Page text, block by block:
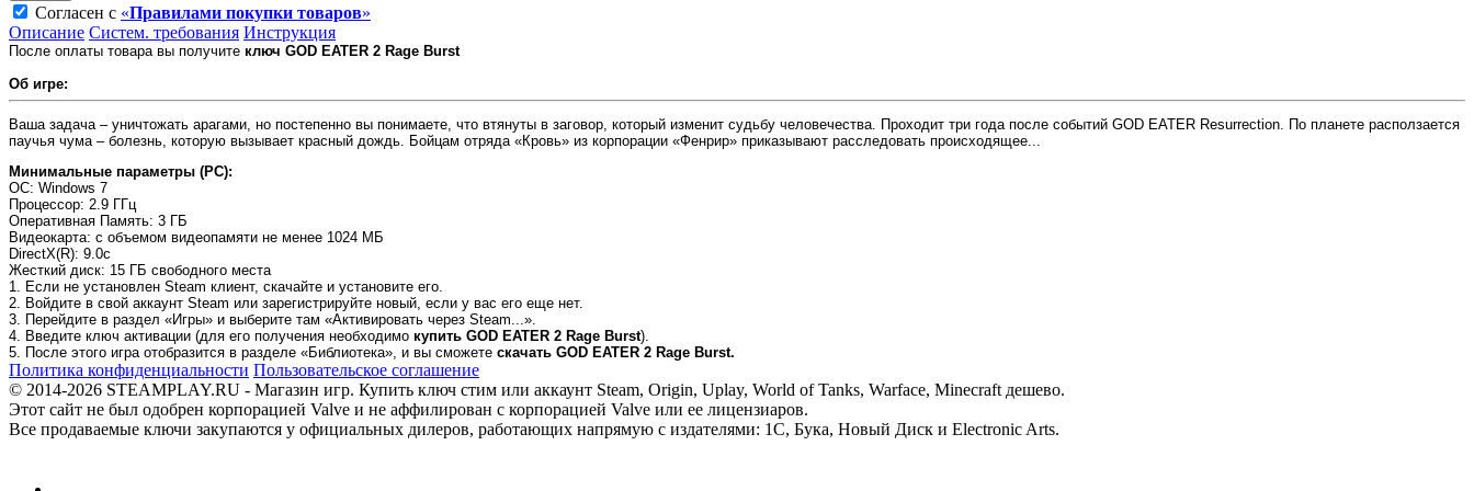
Согласен с «Правилами покупки товаров»
Описание Систем. требования Инструкция
После оплаты товара вы получите ключ GOD EATER 2 Rage Burst
Об игре:
Ваша задача – уничтожать арагами, но постепенно вы понимаете, что втянуты в заговор, который изменит судьбу человечества. Проходит три года после событий GOD EATER Resurrection. По планете расползается
паучья чума – болезнь, которую вызывает красный дождь. Бойцам отряда «Кровь» из корпорации «Фенрир» приказывают расследовать происходящее...
Минимальные параметры (PC):
OC: Windows 7
Процессор: 2.9 ГГц
Оперативная Память: 3 ГБ
Видеокарта: с объемом видеопамяти не менее 1024 МБ
DirectX(R): 9.0c
Жесткий диск: 15 ГБ свободного места
1. Если не установлен Steam клиент, скачайте и установите его.
2. Войдите в свой аккаунт Steam или зарегистрируйте новый, если у вас его еще нет.
3. Перейдите в раздел «Игры» и выберите там «Активировать через Steam...».
4. Введите ключ активации (для его получения необходимо купить GOD EATER 2 Rage Burst).
5. После этого игра отобразится в разделе «Библиотека», и вы сможете скачать GOD EATER 2 Rage Burst.
Политика конфиденциальности Пользовательское соглашение
© 2014-2026 STEAMPLAY.RU - Магазин игр. Купить ключ стим или аккаунт Steam, Origin, Uplay, World of Tanks, Warface, Minecraft дешево.
Этот сайт не был одобрен корпорацией Valve и не аффилирован с корпорацией Valve или ее лицензиаров.
Все продаваемые ключи закупаются у официальных дилеров, работающих напрямую с издателями: 1С, Бука, Новый Диск и Electronic Arts.